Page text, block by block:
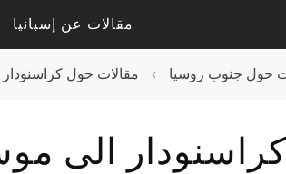
مقالات عن إسبانيا
مقالات حول فالنسيا
حول جنوب روسيا › مقالات حول كراسنودار
الى